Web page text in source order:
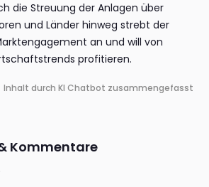
die Streuung der Anlagen über
und Länder hinweg strebt der
an und will von
profitieren.
Inhalt durch KI Chatbot zusammengefasst
Kommentare